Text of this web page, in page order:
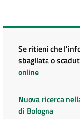
Se ritieni che
sbagliata o
online
Nuova ricerca
di Bologna